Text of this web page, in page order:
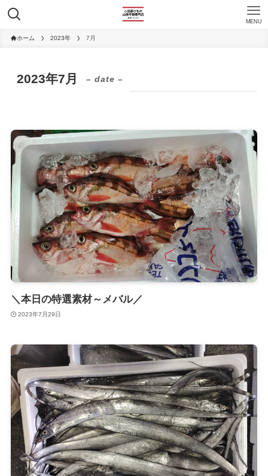
MENU
ホーム 2023年 7月
2023年7月 – date –
＼本日の特選素材～メバル／
2023年7月29日